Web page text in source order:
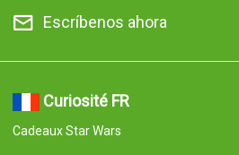
Escríbenos ahora
Curiosité FR
Cadeaux Star Wars